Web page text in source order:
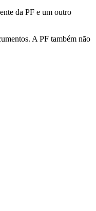
da PF e um outro
A PF também não